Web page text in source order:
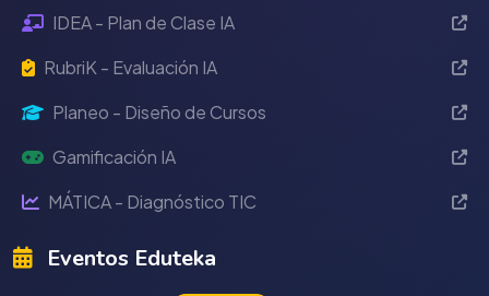
IDEA - Plan de Clase IA
RubriK - Evaluación IA
Planeo - Diseño de Cursos
Gamificación IA
MÁTICA - Diagnóstico TIC
Eventos Eduteka